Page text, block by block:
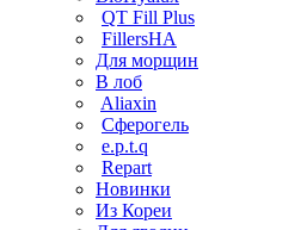
QT Fill Plus
FillersHA
Для морщин
В лоб
Aliaxin
Сферогель
e.p.t.q
Repart
Новинки
Из Кореи